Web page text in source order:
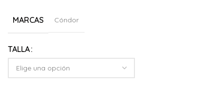
MARCAS Cóndor
TALLA
Alternative: